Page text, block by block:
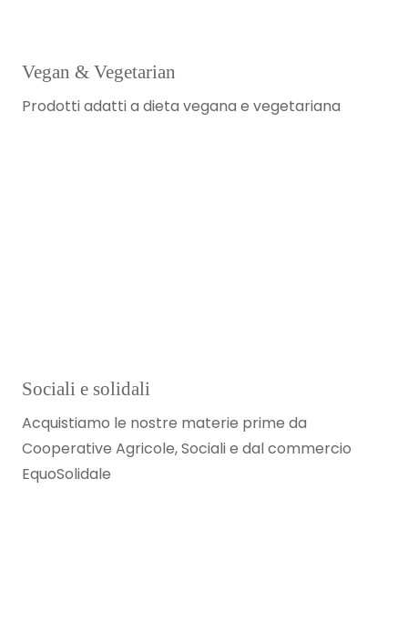
Vegan & Vegetarian
Prodotti adatti a dieta vegana e vegetariana
Sociali e solidali
Acquistiamo le nostre materie prime da
Cooperative Agricole, Sociali e dal commercio
EquoSolidale